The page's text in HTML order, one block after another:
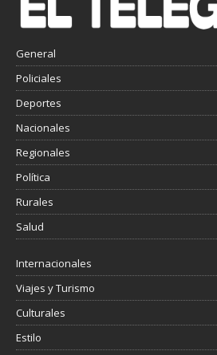
General
Policiales
Deportes
Nacionales
Regionales
Política
Rurales
Salud
Internacionales
Viajes y Turismo
Culturales
Estilo